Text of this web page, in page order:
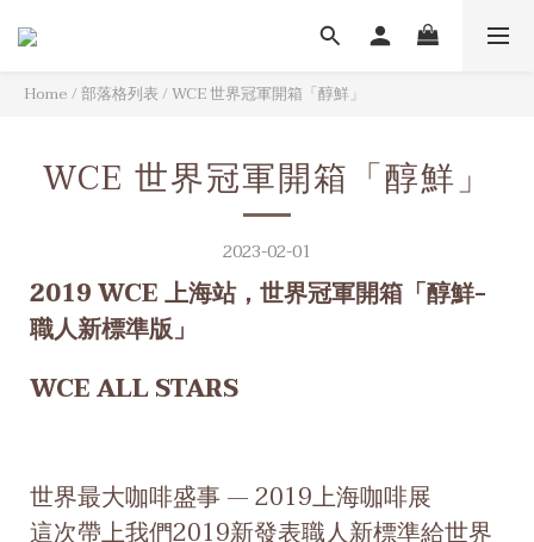
Home/部落格列表/WCE 世界冠軍開箱「醇鮮」
WCE 世界冠軍開箱「醇鮮」
2023-02-01
2019 WCE 上海站，世界冠軍開箱「醇鮮-
職人新標準版」
WCE ALL STARS
世界最大咖啡盛事 — 2019上海咖啡展
這次帶上我們2019新發表職人新標準給世界